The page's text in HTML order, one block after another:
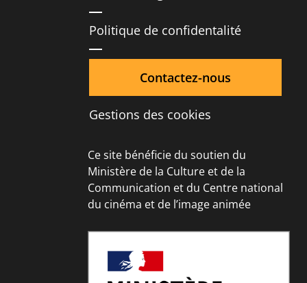
Politique de confidentalité
Contactez-nous
Gestions des cookies
Ce site bénéficie du soutien du
Ministère de la Culture et de la
Communication et du Centre national
du cinéma et de l’image animée